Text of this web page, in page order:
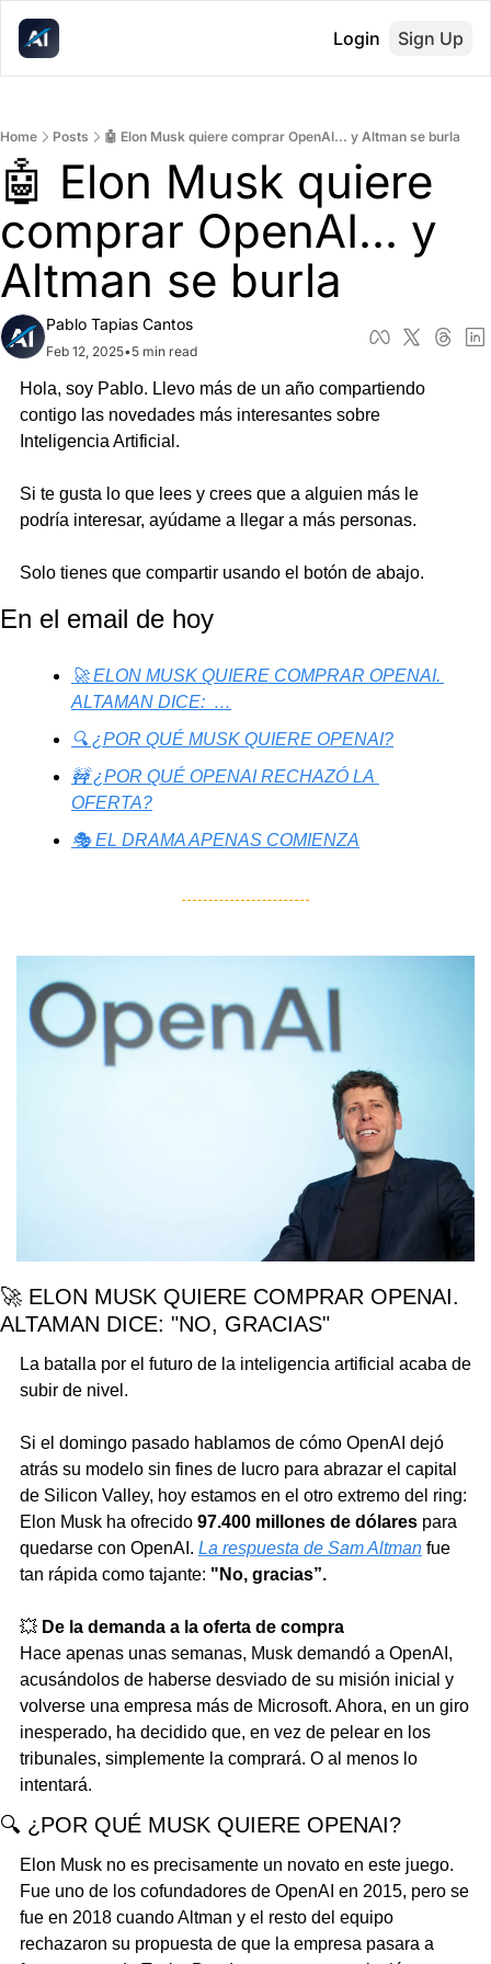
Login Sign Up
Home Posts 🤖 Elon Musk quiere comprar OpenAI... y Altman se burla
🤖 Elon Musk quiere
comprar OpenAI... y
Altman se burla
Pablo Tapias Cantos
Feb 12, 2025•5 min read
Hola, soy Pablo. Llevo más de un año compartiendo
contigo las novedades más interesantes sobre
Inteligencia Artificial.
Si te gusta lo que lees y crees que a alguien más le
podría interesar, ayúdame a llegar a más personas.
Solo tienes que compartir usando el botón de abajo.
En el email de hoy
🚀 ELON MUSK QUIERE COMPRAR OPENAI.
ALTAMAN DICE:  …
🔍 ¿POR QUÉ MUSK QUIERE OPENAI?
🚧 ¿POR QUÉ OPENAI RECHAZÓ LA
OFERTA?
🎭 EL DRAMA APENAS COMIENZA
🚀 ELON MUSK QUIERE COMPRAR OPENAI.
ALTAMAN DICE: "NO, GRACIAS"
La batalla por el futuro de la inteligencia artificial acaba de
subir de nivel.
Si el domingo pasado hablamos de cómo OpenAI dejó
atrás su modelo sin fines de lucro para abrazar el capital
de Silicon Valley, hoy estamos en el otro extremo del ring:
Elon Musk ha ofrecido 97.400 millones de dólares para
quedarse con OpenAI. La respuesta de Sam Altman fue
tan rápida como tajante: "No, gracias”.
💥 De la demanda a la oferta de compra
Hace apenas unas semanas, Musk demandó a OpenAI,
acusándolos de haberse desviado de su misión inicial y
volverse una empresa más de Microsoft. Ahora, en un giro
inesperado, ha decidido que, en vez de pelear en los
tribunales, simplemente la comprará. O al menos lo
intentará.
🔍 ¿POR QUÉ MUSK QUIERE OPENAI?
Elon Musk no es precisamente un novato en este juego.
Fue uno de los cofundadores de OpenAI en 2015, pero se
fue en 2018 cuando Altman y el resto del equipo
rechazaron su propuesta de que la empresa pasara a